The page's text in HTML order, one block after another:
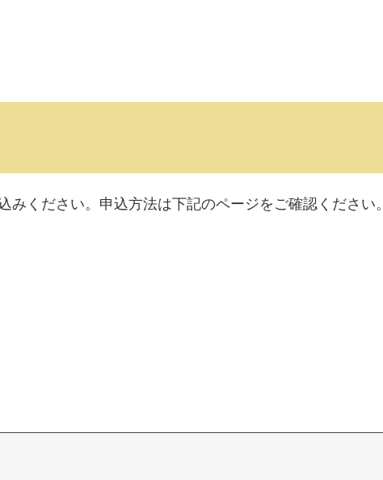
ください。申込方法は下記のページをご確認ください。